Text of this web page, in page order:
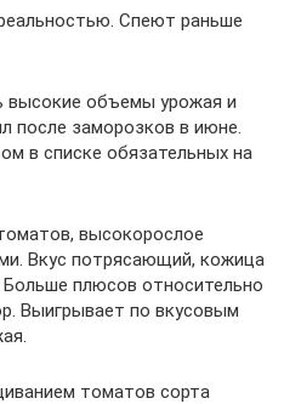
Спеют раньше
высокие объемы урожая и
после заморозков в июне.
в списке обязательных на
высокорослое
Вкус потрясающий, кожица
Больше плюсов относительно
Выигрывает по вкусовым
томатов сорта